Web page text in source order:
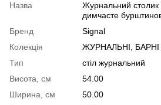
Назва
Журнальний столик
димчасте
Бренд
Signal
Колекція
ЖУРНАЛЬНІ,
Тип
стіл журнальний
Висота, см
54.00
Ширина, см
50.00